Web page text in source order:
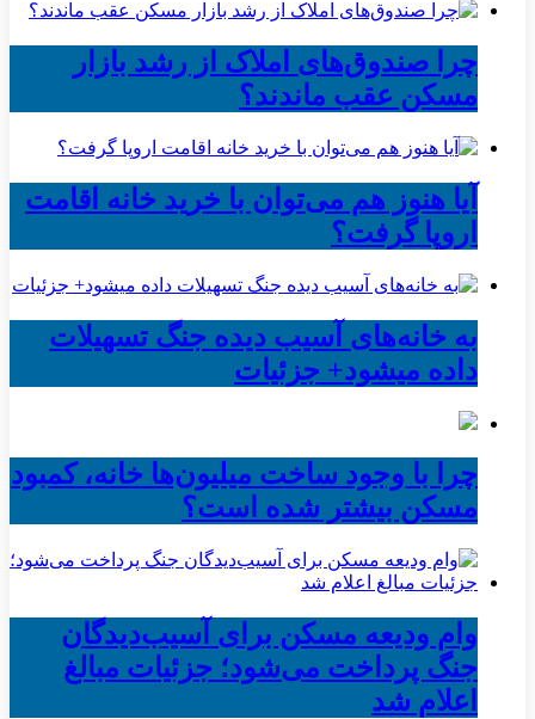
چرا صندوق‌های املاک از رشد بازار
مسکن عقب ماندند؟
آیا هنوز هم می‌توان با خرید خانه اقامت
اروپا گرفت؟
به خانه‌های آسیب دیده جنگ تسهیلات
داده میشود+ جزئیات
چرا با وجود ساخت میلیون‌ها خانه، کمبود
مسکن بیشتر شده است؟
وام ودیعه مسکن برای آسیب‌دیدگان
جنگ پرداخت می‌شود؛ جزئیات مبالغ
اعلام شد